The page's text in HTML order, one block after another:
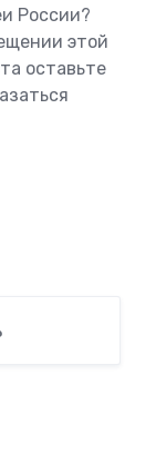
России?
этой
оставьте